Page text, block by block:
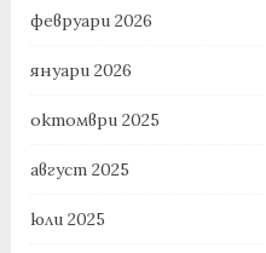
февруари 2026
януари 2026
октомври 2025
август 2025
юли 2025